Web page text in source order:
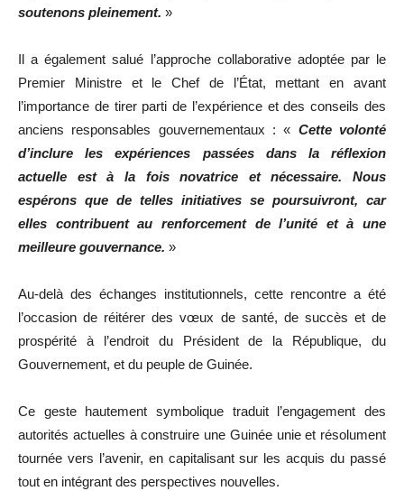
soutenons pleinement. »
Il a également salué l’approche collaborative adoptée par le
Premier Ministre et le Chef de l’État, mettant en avant
l’importance de tirer parti de l’expérience et des conseils des
anciens responsables gouvernementaux : « Cette volonté
d’inclure les expériences passées dans la réflexion
actuelle est à la fois novatrice et nécessaire. Nous
espérons que de telles initiatives se poursuivront, car
elles contribuent au renforcement de l’unité et à une
meilleure gouvernance. »
Au-delà des échanges institutionnels, cette rencontre a été
l’occasion de réitérer des vœux de santé, de succès et de
prospérité à l’endroit du Président de la République, du
Gouvernement, et du peuple de Guinée.
Ce geste hautement symbolique traduit l’engagement des
autorités actuelles à construire une Guinée unie et résolument
tournée vers l’avenir, en capitalisant sur les acquis du passé
tout en intégrant des perspectives nouvelles.